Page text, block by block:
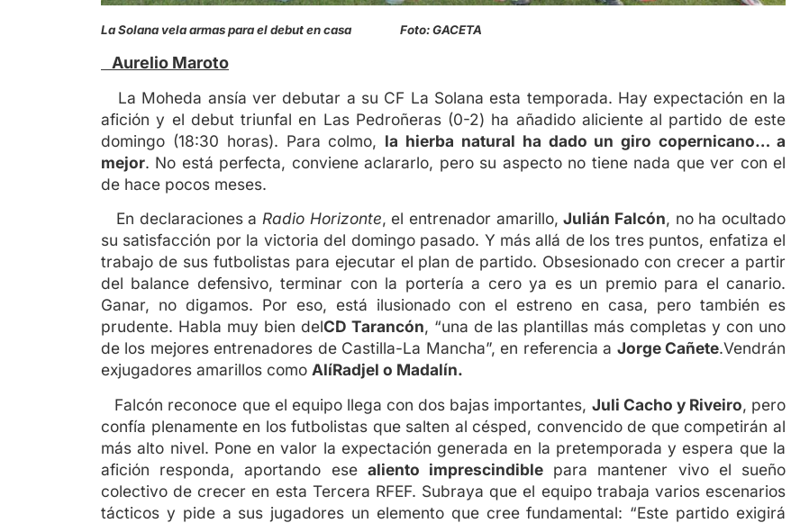
La Solana vela armas para el debut en casa Foto: GACETA
Aurelio Maroto
La Moheda ansía ver debutar a su CF La Solana esta temporada. Hay expectación en la
afición y el debut triunfal en Las Pedroñeras (0-2) ha añadido aliciente al partido de este
domingo (18:30 horas). Para colmo, la hierba natural ha dado un giro copernicano… a
mejor. No está perfecta, conviene aclararlo, pero su aspecto no tiene nada que ver con el
de hace pocos meses.
En declaraciones a Radio Horizonte, el entrenador amarillo,Julián Falcón, no ha ocultado
su satisfacción por la victoria del domingo pasado. Y más allá de los tres puntos, enfatiza el
trabajo de sus futbolistas para ejecutar el plan de partido. Obsesionado con crecer a partir
del balance defensivo, terminar con la portería a cero ya es un premio para el canario.
Ganar, no digamos. Por eso, está ilusionado con el estreno en casa, pero también es
prudente. Habla muy bien delCD Tarancón, “una de las plantillas más completas y con uno
de los mejores entrenadores de Castilla-La Mancha”, en referencia a Jorge Cañete.Vendrán
exjugadores amarillos como AlíRadjel o Madalín.
Falcón reconoce que el equipo llega con dos bajas importantes, Juli Cacho y Riveiro, pero
confía plenamente en los futbolistas que salten al césped, convencido de que competirán al
más alto nivel. Pone en valor la expectación generada en la pretemporada y espera que la
afición responda, aportando ese aliento imprescindible para mantener vivo el sueño
colectivo de crecer en esta Tercera RFEF. Subraya que el equipo trabaja varios escenarios
tácticos y pide a sus jugadores un elemento que cree fundamental: “Este partido exigirá